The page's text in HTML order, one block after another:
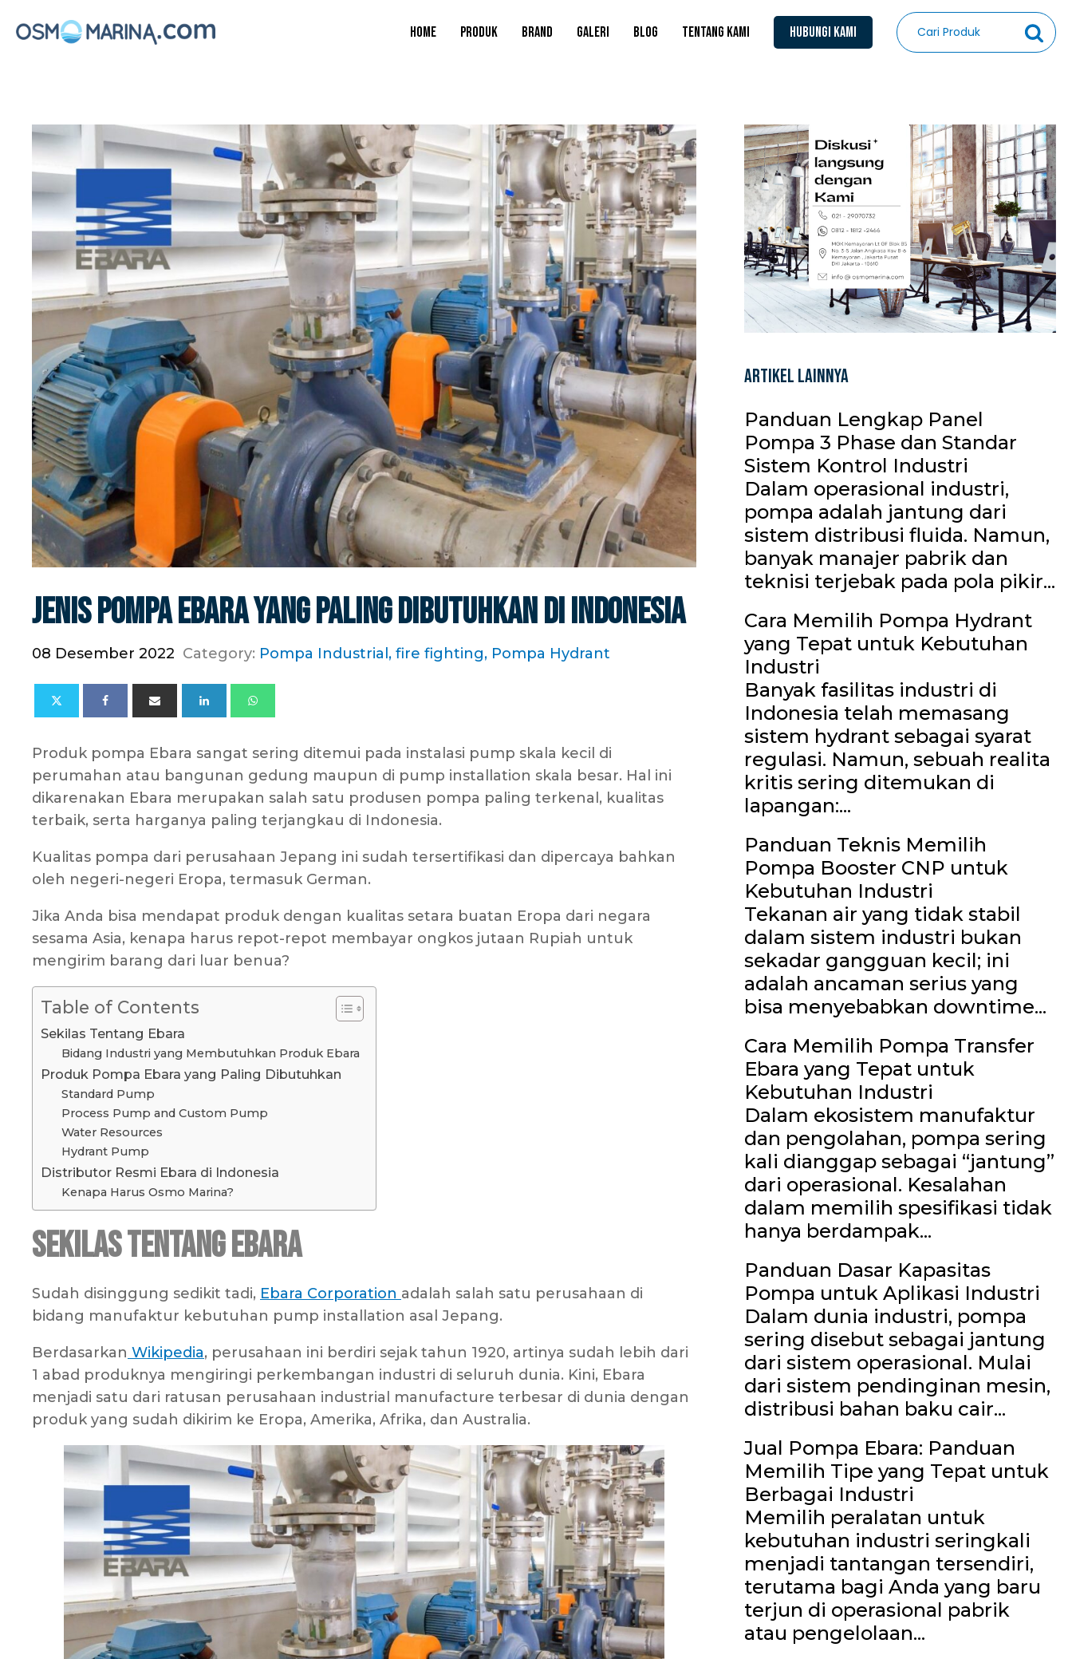
HOME PRODUK BRAND GALERI BLOG TENTANG KAMI HUBUNGI KAMI
Jenis Pompa Ebara Yang Paling Dibutuhkan Di Indonesia
08 Desember 2022 Category: Pompa Industrial, fire fighting, Pompa Hydrant
Produk pompa Ebara sangat sering ditemui pada instalasi pump skala kecil di
perumahan atau bangunan gedung maupun di pump installation skala besar. Hal ini
dikarenakan Ebara merupakan salah satu produsen pompa paling terkenal, kualitas
terbaik, serta harganya paling terjangkau di Indonesia.
Kualitas pompa dari perusahaan Jepang ini sudah tersertifikasi dan dipercaya bahkan
oleh negeri-negeri Eropa, termasuk German.
Jika Anda bisa mendapat produk dengan kualitas setara buatan Eropa dari negara
sesama Asia, kenapa harus repot-repot membayar ongkos jutaan Rupiah untuk
mengirim barang dari luar benua?
Table of Contents
Sekilas Tentang Ebara
Bidang Industri yang Membutuhkan Produk Ebara
Produk Pompa Ebara yang Paling Dibutuhkan
Standard Pump
Process Pump and Custom Pump
Water Resources
Hydrant Pump
Distributor Resmi Ebara di Indonesia
Kenapa Harus Osmo Marina?
Sekilas Tentang Ebara
Sudah disinggung sedikit tadi, Ebara Corporation adalah salah satu perusahaan di
bidang manufaktur kebutuhan pump installation asal Jepang.
Berdasarkan Wikipedia, perusahaan ini berdiri sejak tahun 1920, artinya sudah lebih dari
1 abad produknya mengiringi perkembangan industri di seluruh dunia. Kini, Ebara
menjadi satu dari ratusan perusahaan industrial manufacture terbesar di dunia dengan
produk yang sudah dikirim ke Eropa, Amerika, Afrika, dan Australia.
Artikel Lainnya
Panduan Lengkap Panel
Pompa 3 Phase dan Standar
Sistem Kontrol Industri
Dalam operasional industri,
pompa adalah jantung dari
sistem distribusi fluida. Namun,
banyak manajer pabrik dan
teknisi terjebak pada pola pikir...
Cara Memilih Pompa Hydrant
yang Tepat untuk Kebutuhan
Industri
Banyak fasilitas industri di
Indonesia telah memasang
sistem hydrant sebagai syarat
regulasi. Namun, sebuah realita
kritis sering ditemukan di
lapangan:...
Panduan Teknis Memilih
Pompa Booster CNP untuk
Kebutuhan Industri
Tekanan air yang tidak stabil
dalam sistem industri bukan
sekadar gangguan kecil; ini
adalah ancaman serius yang
bisa menyebabkan downtime...
Cara Memilih Pompa Transfer
Ebara yang Tepat untuk
Kebutuhan Industri
Dalam ekosistem manufaktur
dan pengolahan, pompa sering
kali dianggap sebagai “jantung”
dari operasional. Kesalahan
dalam memilih spesifikasi tidak
hanya berdampak...
Panduan Dasar Kapasitas
Pompa untuk Aplikasi Industri
Dalam dunia industri, pompa
sering disebut sebagai jantung
dari sistem operasional. Mulai
dari sistem pendinginan mesin,
distribusi bahan baku cair...
Jual Pompa Ebara: Panduan
Memilih Tipe yang Tepat untuk
Berbagai Industri
Memilih peralatan untuk
kebutuhan industri seringkali
menjadi tantangan tersendiri,
terutama bagi Anda yang baru
terjun di operasional pabrik
atau pengelolaan...